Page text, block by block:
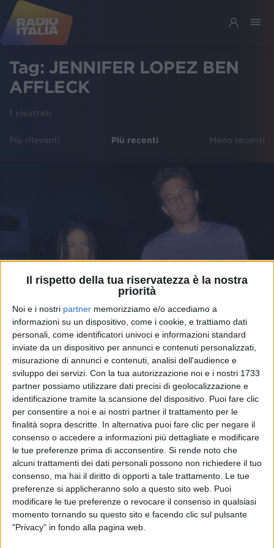
Il rispetto della tua riservatezza è la nostra
priorità
Noi e i nostri partner memorizziamo e/o accediamo a
informazioni su un dispositivo, come i cookie, e trattiamo dati
personali, come identificatori univoci e informazioni standard
inviate da un dispositivo per annunci e contenuti personalizzati,
misurazione di annunci e contenuti, analisi dell'audience e
sviluppo dei servizi. Con la tua autorizzazione noi e i nostri 1733
partner possiamo utilizzare dati precisi di geolocalizzazione e
identificazione tramite la scansione del dispositivo. Puoi fare clic
per consentire a noi e ai nostri partner il trattamento per le
finalità sopra descritte. In alternativa puoi fare clic per negare il
consenso o accedere a informazioni più dettagliate e modificare
le tue preferenze prima di acconsentire. Si rende noto che
alcuni trattamenti dei dati personali possono non richiedere il tuo
consenso, ma hai il diritto di opporti a tale trattamento. Le tue
preferenze si applicheranno solo a questo sito web. Puoi
modificare le tue preferenze o revocare il consenso in qualsiasi
momento tornando su questo sito e facendo clic sul pulsante
"Privacy" in fondo alla pagina web.
Tag: JENNIFER LOPEZ BEN
AFFLECK
1 risultati
Più rilevanti Più recenti Meno recenti
#VENEZIA78 09 set 2021
Jennifer Lopez e Ben Affleck sono a
Venezia
Faranno il red carpet mano nella mano?
di